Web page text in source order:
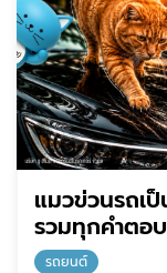
แมวข่วนรถเ
รวมทุกคำตอ
รถยนต์